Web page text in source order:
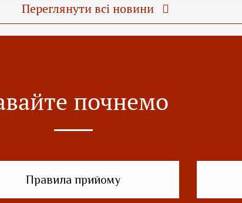
Переглянути всі новини
почнемо
Правила прийому